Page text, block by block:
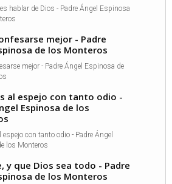
hablar de Dios - Padre Ángel Espinosa
mejor - Padre
de los Monteros
mejor - Padre Ángel Espinosa de
al espejo con tanto odio -
Espinosa de los
espejo con tanto odio - Padre Ángel
los Monteros
y que Dios sea todo - Padre
de los Monteros